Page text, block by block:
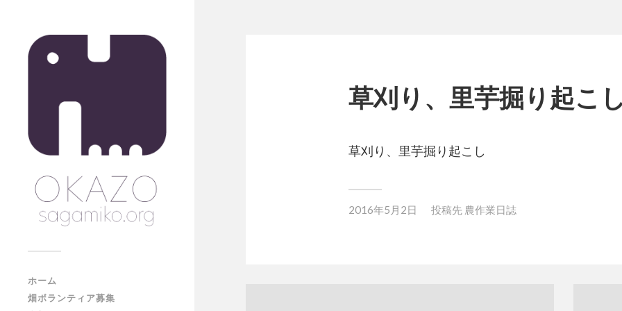
ホーム
畑ボランティア募集
草刈り、里芋掘り起こ
草刈り、里芋掘り起こし
2016年5月2日 投稿先 農作業日誌